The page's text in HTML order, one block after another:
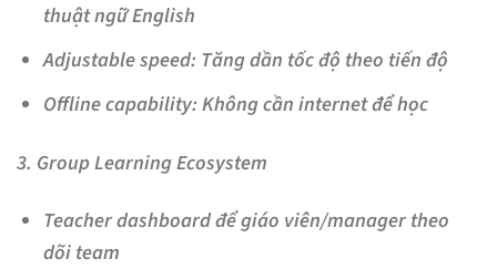
thuật ngữ English
Adjustable speed: Tăng dần tốc độ theo tiến độ
Offline capability: Không cần internet để học
3. Group Learning Ecosystem
Teacher dashboardđể giáo viên/manager theo
dõi team